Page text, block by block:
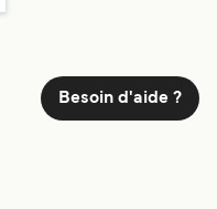
Besoin d'aide ?